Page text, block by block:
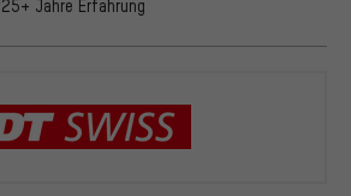
25+ Jahre Erfahrung
DT Swiss